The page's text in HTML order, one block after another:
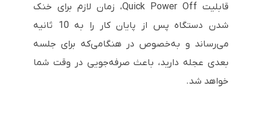
قابلیت Quick Power Off، زمان لازم برای خنک
شدن دستگاه پس از پایان کار را به 10 ثانیه
می‌رساند و به‌خصوص در هنگامی‌که برای جلسه
بعدی عجله دارید، باعث صرفه‌جویی در وقت شما
خواهد شد.